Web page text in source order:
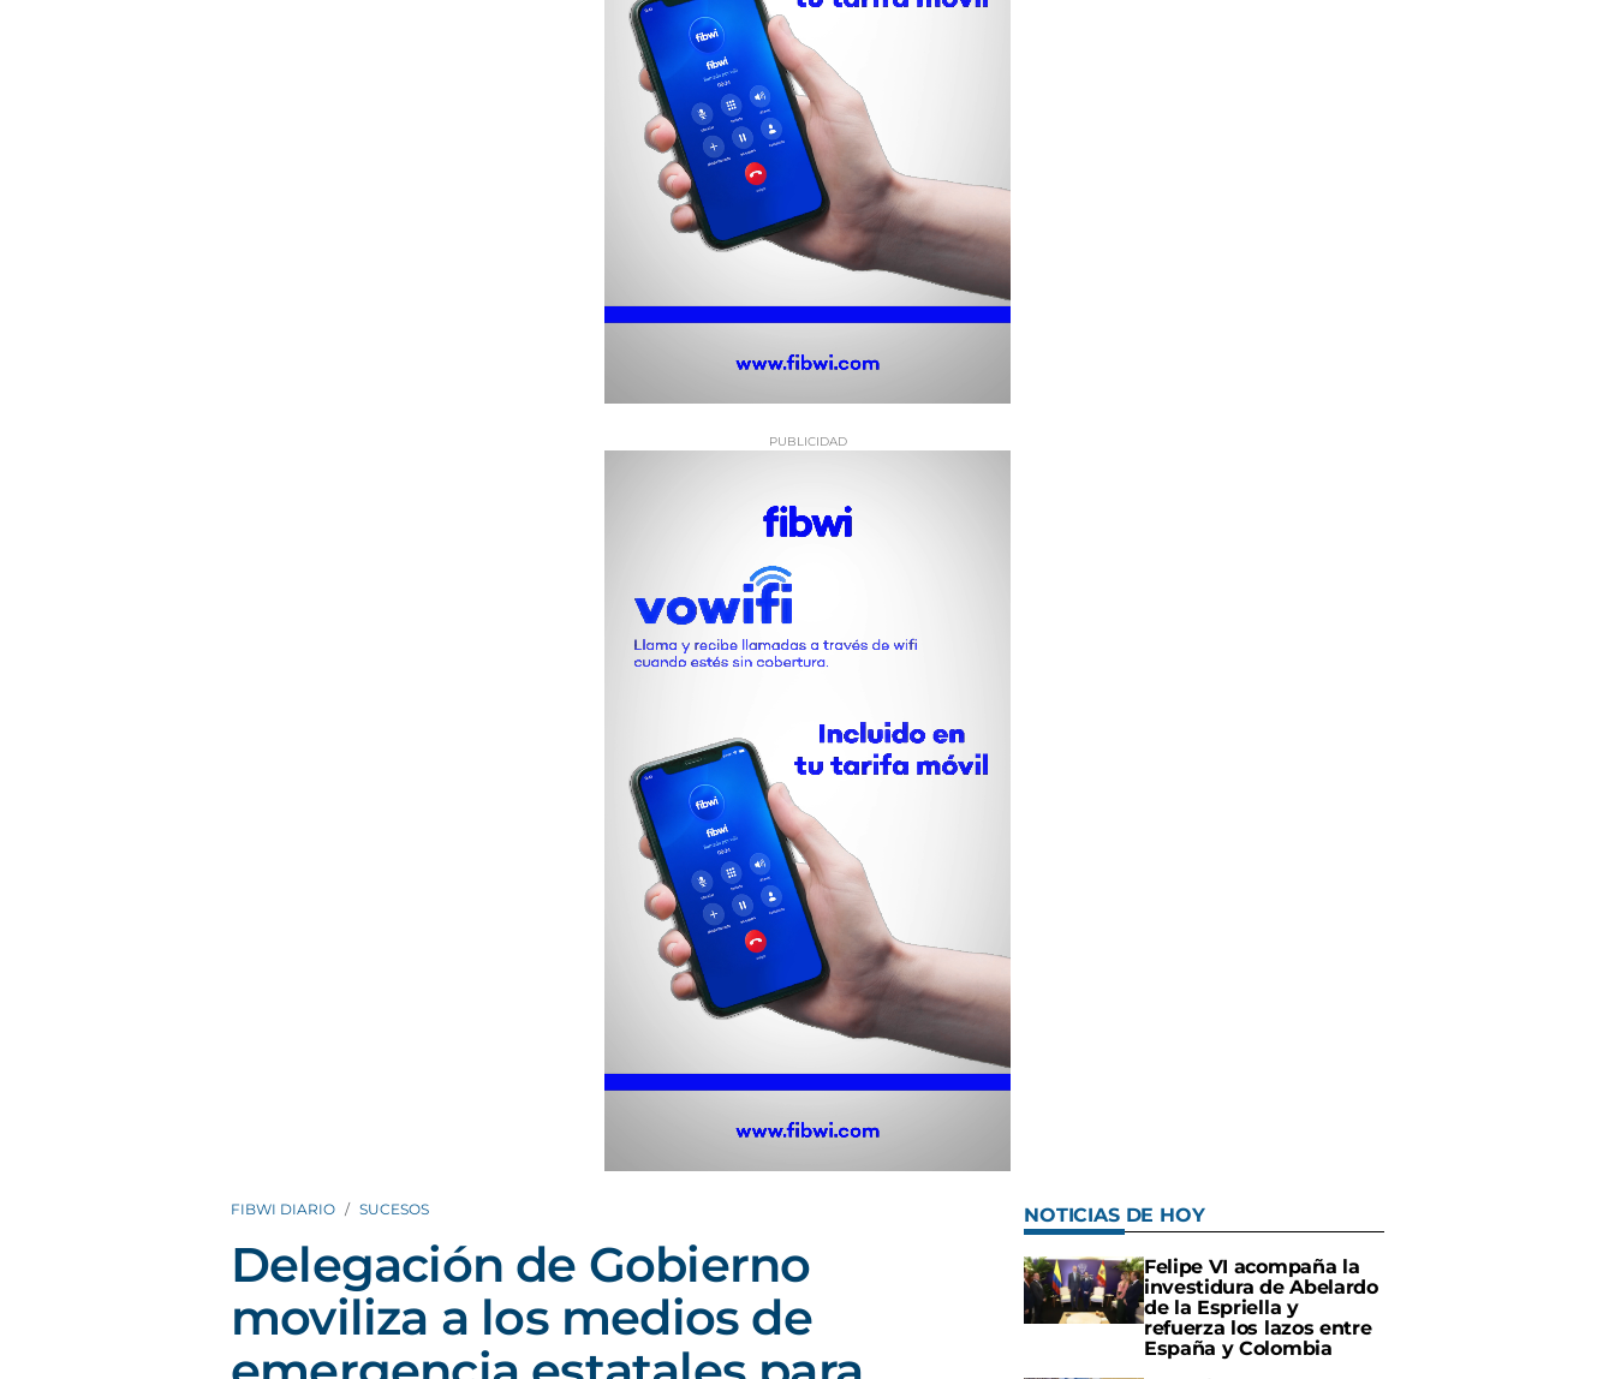
FIBWI DIARIO SUCESOS
Delegación de Gobierno
moviliza a los medios de
NOTICIAS DE HOY
Felipe VI acompaña la
investidura de Abelardo
de la Espriella y
refuerza los lazos entre
España y Colombia